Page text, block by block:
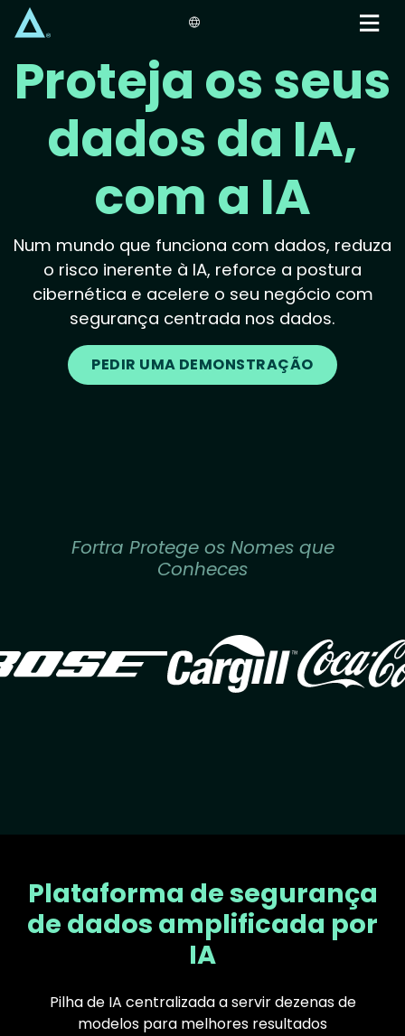
content
Proteja os seus
dados da IA,
com a IA
Num mundo que funciona com dados, reduza
o risco inerente à IA, reforce a postura
cibernética e acelere o seu negócio com
segurança centrada nos dados.
PEDIR UMA DEMONSTRAÇÃO
Fortra Protege os Nomes que
Conheces
Image
Plataforma de segurança
de dados amplificada por
IA
Pilha de IA centralizada a servir dezenas de
modelos para melhores resultados